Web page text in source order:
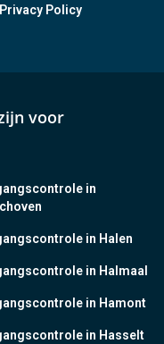
Privacy Policy
voor
in
in Halen
in Halmaal
in Hamont
in Hasselt